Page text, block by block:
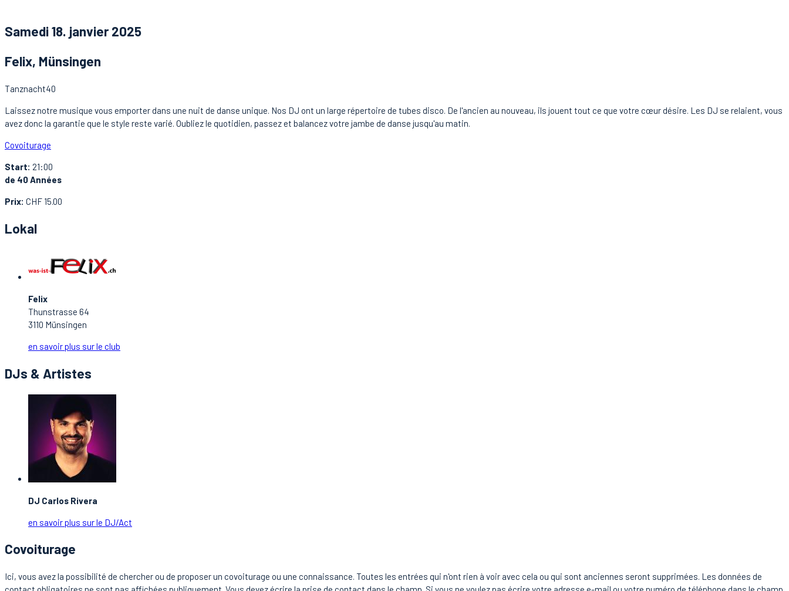
Samedi 18. janvier 2025
Felix, Münsingen
Tanznacht40
Laissez notre musique vous emporter dans une nuit de danse unique. Nos DJ ont un large répertoire de tubes disco. De l'ancien au nouveau, ils jouent tout ce que votre cœur désire. Les DJ se relaient, vous
avez donc la garantie que le style reste varié. Oubliez le quotidien, passez et balancez votre jambe de danse jusqu'au matin.
Covoiturage
Start: 21:00
de 40 Années
Prix: CHF 15.00
Lokal
Felix
Thunstrasse 64
3110 Münsingen
en savoir plus sur le club
DJs & Artistes
DJ Carlos Rivera
en savoir plus sur le DJ/Act
Covoiturage
Ici, vous avez la possibilité de chercher ou de proposer un covoiturage ou une connaissance. Toutes les entrées qui n'ont rien à voir avec cela ou qui sont anciennes seront supprimées. Les données de